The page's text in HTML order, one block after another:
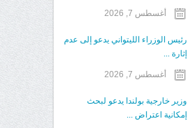
أغسطس 7, 2026
رئيس الوزراء الليتواني يدعو إلى عدم
إثارة ...
أغسطس 7, 2026
وزير خارجية بولندا يدعو لبحث
إمكانية اعتراض ...